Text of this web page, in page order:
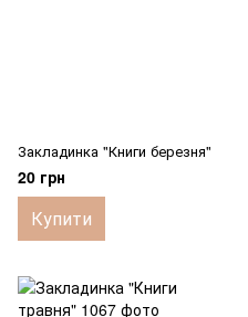
Закладинка "Книги березня"
20 грн
Купити